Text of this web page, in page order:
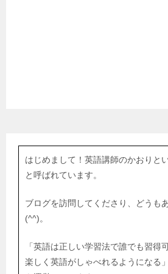
はじめまして！英語講師のかおりと
と呼ばれています。
ブログを訪問してくださり、どうも
(^^)。
「英語は正しい学習法で誰でも習得
楽しく英語がしゃべれるようになる